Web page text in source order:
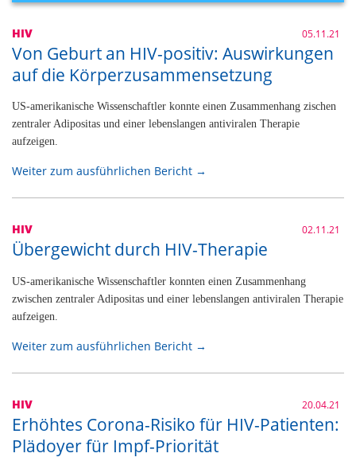
HIV 05.11.21
Von Geburt an HIV-positiv: Auswirkungen
auf die Körperzusammensetzung
US-amerikanische Wissenschaftler konnte einen Zusammenhang zischen
zentraler Adipositas und einer lebenslangen antiviralen Therapie
aufzeigen.
Weiter zum ausführlichen Bericht →
HIV 02.11.21
Übergewicht durch HIV-Therapie
US-amerikanische Wissenschaftler konnten einen Zusammenhang
zwischen zentraler Adipositas und einer lebenslangen antiviralen Therapie
aufzeigen.
Weiter zum ausführlichen Bericht →
HIV 20.04.21
Erhöhtes Corona-Risiko für HIV-Patienten:
Plädoyer für Impf-Priorität